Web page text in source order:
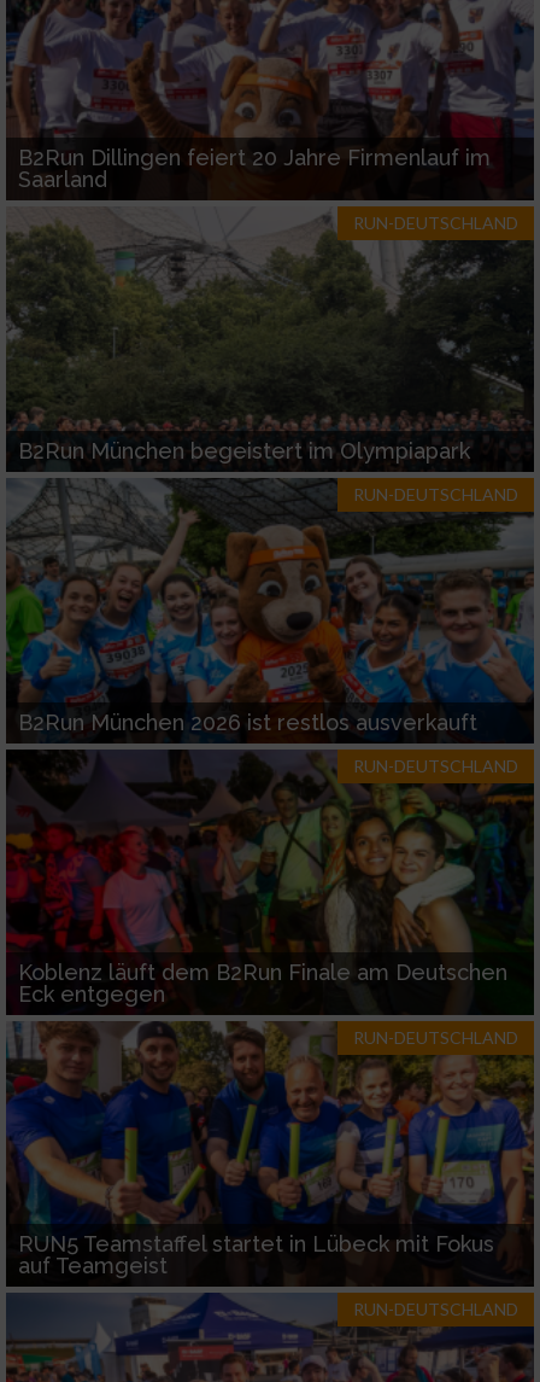
B2Run Dillingen feiert 20 Jahre Firmenlauf im
Saarland
RUN-DEUTSCHLAND
B2Run München begeistert im Olympiapark
RUN-DEUTSCHLAND
B2Run München 2026 ist restlos ausverkauft
RUN-DEUTSCHLAND
Koblenz läuft dem B2Run Finale am Deutschen
Eck entgegen
RUN-DEUTSCHLAND
RUN5 Teamstaffel startet in Lübeck mit Fokus
auf Teamgeist
RUN-DEUTSCHLAND